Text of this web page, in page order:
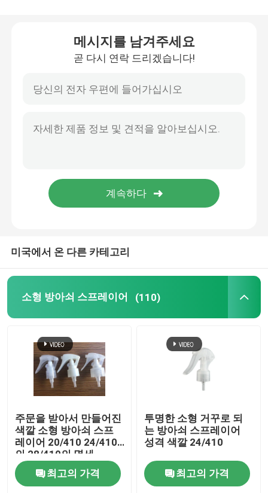
방아쇠 펌프 스프레이어
플라스틱 로션 펌프
정밀한 안개 스프레이어
공기 없는 펌프 병
입술 광택 튜브
아크릴 화장품 병
비어 있는 탈취 스틱
메시지를 남겨주세요
곧 다시 연락 드리겠습니다!
미국에서 온 다른 카테고리
소형 방아쇠 스프레이어 (110)
주문을 받아서 만들어진
색깔 소형 방아쇠 스프
레이어 20/410 24/410
의 28/410의 명세
최고의 가격
투명한 소형 거꾸로 되
는 방아쇠 스프레이어
성격 색깔 24/410
최고의 가격